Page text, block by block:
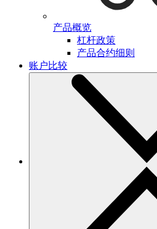
产品概览
杠杆政策
产品合约细则
账户比较